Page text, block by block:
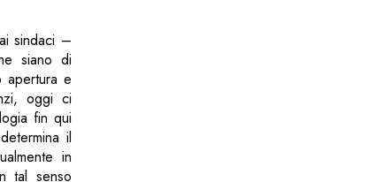
sindaci –
siano di
apertura e
oggi ci
fin qui
il
in
tal senso